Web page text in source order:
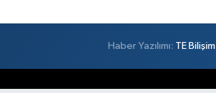
Haber Yazılımı: TE Bilişim